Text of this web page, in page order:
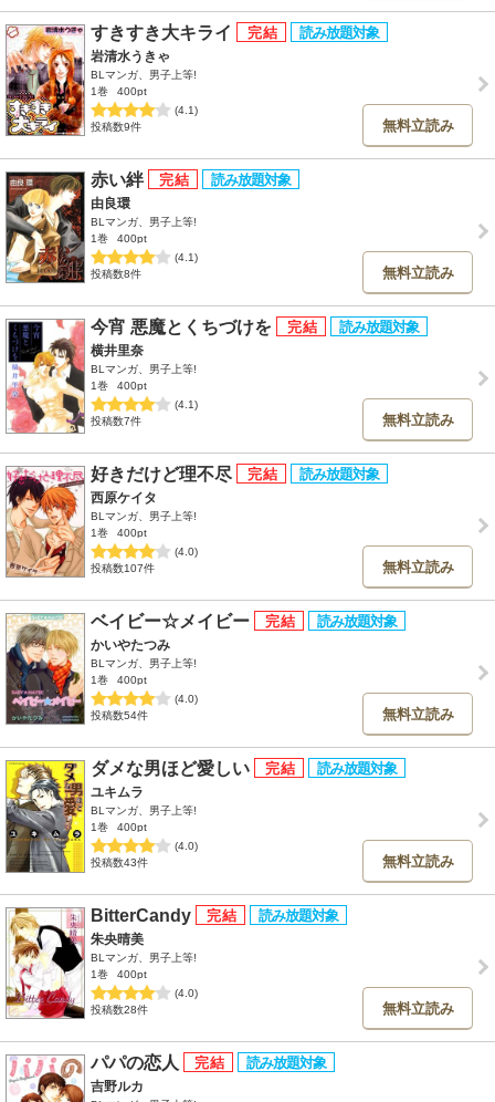
すきすき大キライ
岩清水うきゃ
BLマンガ、男子上等!
1巻
400pt
(4.1)
投稿数9件
無料立読み
赤い絆
由良環
BLマンガ、男子上等!
1巻
400pt
(4.1)
投稿数8件
無料立読み
今宵 悪魔とくちづけを
横井里奈
BLマンガ、男子上等!
1巻
400pt
(4.1)
投稿数7件
無料立読み
好きだけど理不尽
西原ケイタ
BLマンガ、男子上等!
1巻
400pt
(4.0)
投稿数107件
無料立読み
ベイビー☆メイビー
かいやたつみ
BLマンガ、男子上等!
1巻
400pt
(4.0)
投稿数54件
無料立読み
ダメな男ほど愛しい
ユキムラ
BLマンガ、男子上等!
1巻
400pt
(4.0)
投稿数43件
無料立読み
BitterCandy
朱央晴美
BLマンガ、男子上等!
1巻
400pt
(4.0)
投稿数28件
無料立読み
パパの恋人
吉野ルカ